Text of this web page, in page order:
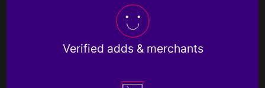
Verified adds & merchants